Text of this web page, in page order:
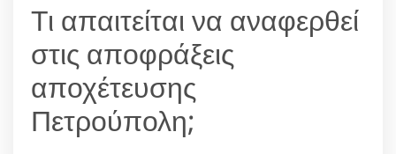
Τι απαιτείται να αναφερθεί
στις αποφράξεις
αποχέτευσης
Πετρούπολη;